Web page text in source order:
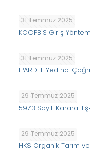
31 Temmuz 2025
KOOPBİS Giriş
31 Temmuz 2025
IPARD III Yedinci
29 Temmuz 2025
5973 Sayılı Karara
29 Temmuz 2025
HKS Organik Tarım